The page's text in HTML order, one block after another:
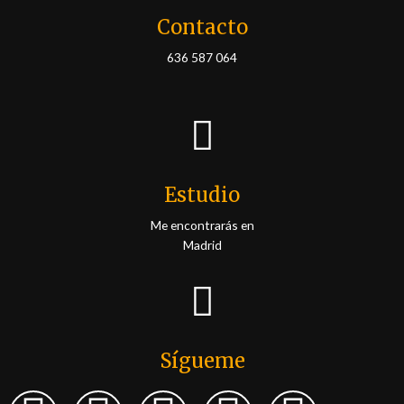
Contacto
636 587 064
Estudio
Me encontrarás en
Madrid
Sígueme